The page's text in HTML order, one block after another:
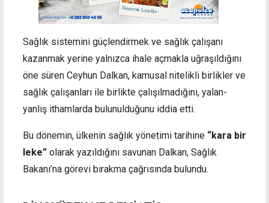
Sağlık sistemini güçlendirmek ve sağlık çalışanı
kazanmak yerine yalnızca ihale açmakla uğraşıldığını
öne süren Ceyhun Dalkan, kamusal nitelikli birlikler ve
sağlık çalışanları ile birlikte çalışılmadığını, yalan-
yanlış ithamlarda bulunulduğunu iddia etti.
Bu dönemin, ülkenin sağlık yönetimi tarihine “kara bir
leke” olarak yazıldığını savunan Dalkan, Sağlık
Bakanı’na görevi bırakma çağrısında bulundu.